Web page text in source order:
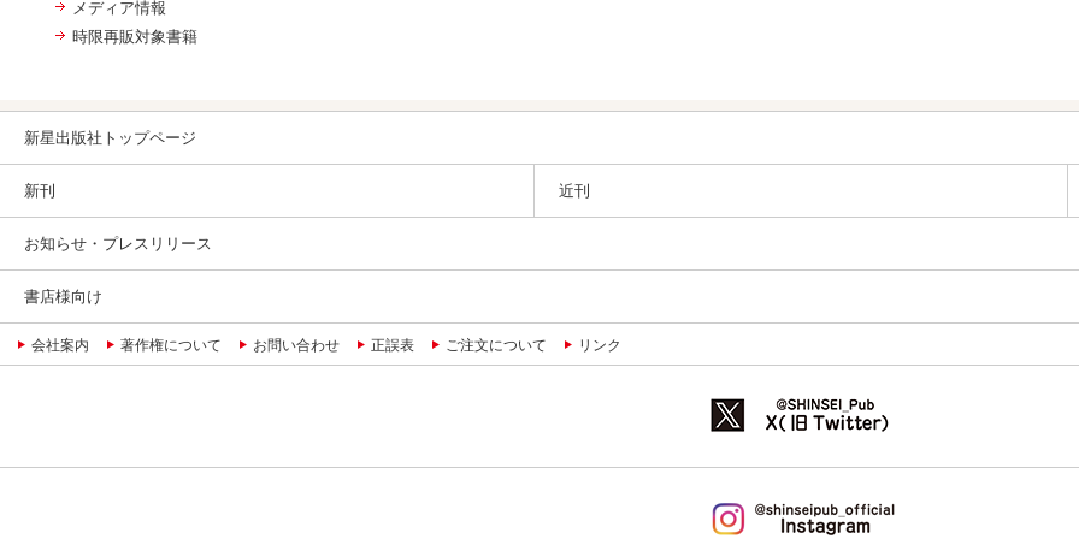
メディア情報
時限再販対象書籍
新星出版社トップページ
新刊 近刊
お知らせ・プレスリリース
書店様向け
会社案内 著作権について お問い合わせ 正誤表 ご注文について リンク